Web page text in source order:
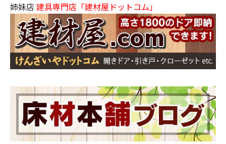
姉妹店 建具専門店「建材屋ドットコム」